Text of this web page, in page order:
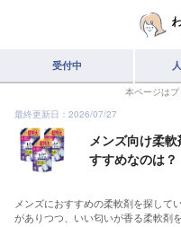
受付中
本ページは
最終更新日：2026/07/27
メンズ向け柔
すすめなのは？
メンズにおすすめの柔軟剤を探して
がありつつ、いい匂いが香る柔軟剤